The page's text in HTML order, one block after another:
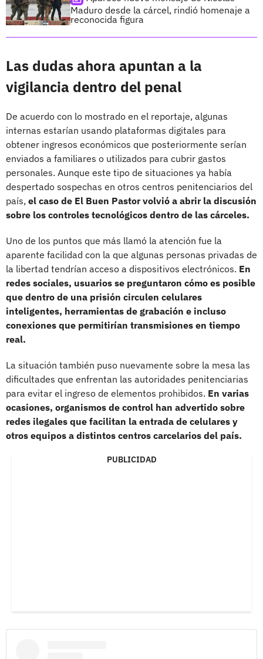
Maduro desde la cárcel, rindió homenaje a
reconocida figura
Las dudas ahora apuntan a la
vigilancia dentro del penal
De acuerdo con lo mostrado en el reportaje, algunas
internas estarían usando plataformas digitales para
obtener ingresos económicos que posteriormente serían
enviados a familiares o utilizados para cubrir gastos
personales. Aunque este tipo de situaciones ya había
despertado sospechas en otros centros penitenciarios del
país, el caso de El Buen Pastor volvió a abrir la discusión
sobre los controles tecnológicos dentro de las cárceles.
Uno de los puntos que más llamó la atención fue la
aparente facilidad con la que algunas personas privadas de
la libertad tendrían acceso a dispositivos electrónicos. En
redes sociales, usuarios se preguntaron cómo es posible
que dentro de una prisión circulen celulares
inteligentes, herramientas de grabación e incluso
conexiones que permitirían transmisiones en tiempo
real.
La situación también puso nuevamente sobre la mesa las
dificultades que enfrentan las autoridades penitenciarias
para evitar el ingreso de elementos prohibidos. En varias
ocasiones, organismos de control han advertido sobre
redes ilegales que facilitan la entrada de celulares y
otros equipos a distintos centros carcelarios del país.
PUBLICIDAD